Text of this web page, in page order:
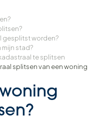
gesplitst worden?
stad?
te splitsen
splitsen van een woning